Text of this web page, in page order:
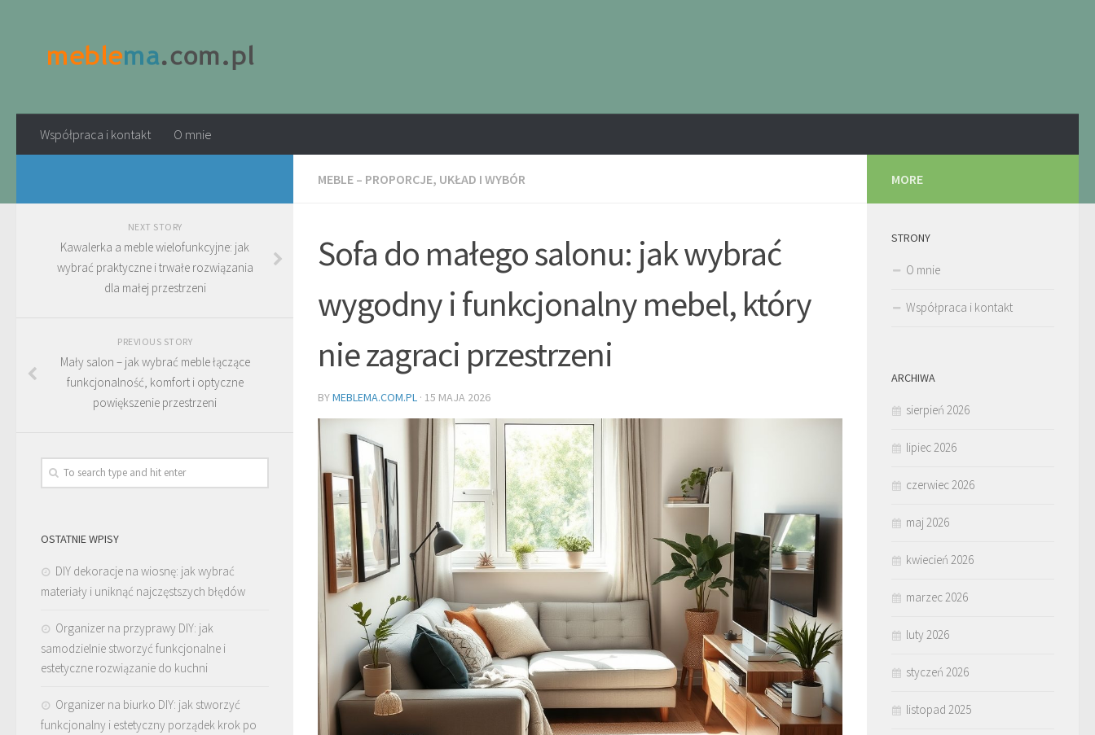
Współpraca i kontakt O mnie
MEBLE – PROPORCJE, UKŁAD I WYBÓR
Sofa do małego salonu: jak wybrać
wygodny i funkcjonalny mebel, który
nie zagraci przestrzeni
BYMEBLEMA.COM.PL · 15 MAJA 2026
NEXT STORY
Kawalerka a meble wielofunkcyjne: jak
wybrać praktyczne i trwałe rozwiązania
dla małej przestrzeni
PREVIOUS STORY
Mały salon – jak wybrać meble łączące
funkcjonalność, komfort i optyczne
powiększenie przestrzeni
OSTATNIE WPISY
DIY dekoracje na wiosnę: jak wybrać
materiały i uniknąć najczęstszych błędów
Organizer na przyprawy DIY: jak
samodzielnie stworzyć funkcjonalne i
estetyczne rozwiązanie do kuchni
Organizer na biurko DIY: jak stworzyć
funkcjonalny i estetyczny porządek krok po
MORE
STRONY
O mnie
Współpraca i kontakt
ARCHIWA
sierpień 2026
lipiec 2026
czerwiec 2026
maj 2026
kwiecień 2026
marzec 2026
luty 2026
styczeń 2026
listopad 2025